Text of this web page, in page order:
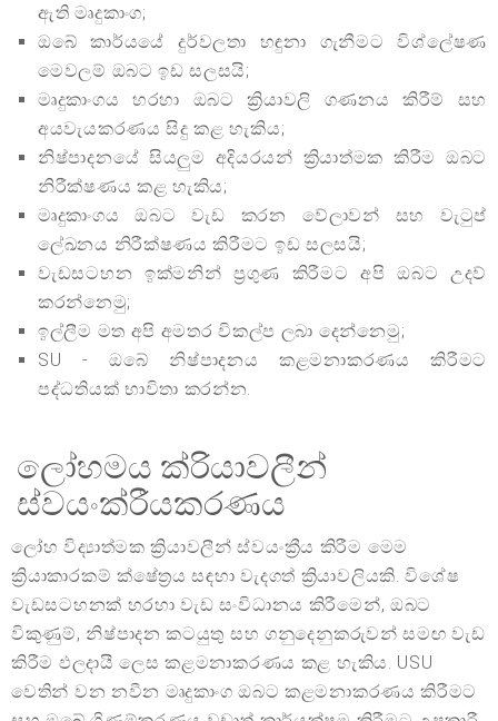
ඇති මෘදුකාංග;
ඔබේ කාර්යයේ දුර්වලතා හඳුනා ගැනීමට විශ්ලේෂණ
මෙවලම් ඔබට ඉඩ සලසයි;
මෘදුකාංගය හරහා ඔබට ක්‍රියාවලි ගණනය කිරීම් සහ
අයවැයකරණය සිදු කළ හැකිය;
නිෂ්පාදනයේ සියලුම අදියරයන් ක්‍රියාත්මක කිරීම ඔබට
නිරීක්ෂණය කළ හැකිය;
මෘදුකාංගය ඔබට වැඩ කරන වේලාවන් සහ වැටුප්
ලේඛනය නිරීක්ෂණය කිරීමට ඉඩ සලසයි;
වැඩසටහන ඉක්මනින් ප්‍රගුණ කිරීමට අපි ඔබට උදව්
කරන්නෙමු;
ඉල්ලීම මත අපි අමතර විකල්ප ලබා දෙන්නෙමු;
SU - ඔබේ නිෂ්පාදනය කළමනාකරණය කිරීමට
පද්ධතියක් භාවිතා කරන්න.
ලෝහමය ක්රියාවලීන්
ස්වයංක්රීයකරණය
ලෝහ විද්‍යාත්මක ක්‍රියාවලීන් ස්වයංක්‍රීය කිරීම මෙම
ක්‍රියාකාරකම් ක්ෂේත්‍රය සඳහා වැදගත් ක්‍රියාවලියකි. විශේෂ
වැඩසටහනක් හරහා වැඩ සංවිධානය කිරීමෙන්, ඔබට
විකුණුම්, නිෂ්පාදන කටයුතු සහ ගනුදෙනුකරුවන් සමඟ වැඩ
කිරීම ඵලදායී ලෙස කළමනාකරණය කළ හැකිය. USU
වෙතින් වන නවීන මෘදුකාංග ඔබට කළමනාකරණය කිරීමට